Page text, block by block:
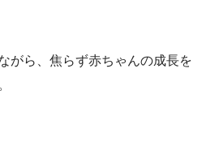
がら、焦らず赤ちゃんの成長を